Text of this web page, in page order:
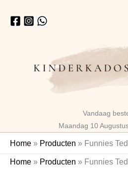
naar
Vandaag
Maandag 10
Home » Producten » Funnies
Home » Producten » Funnies
Funnies